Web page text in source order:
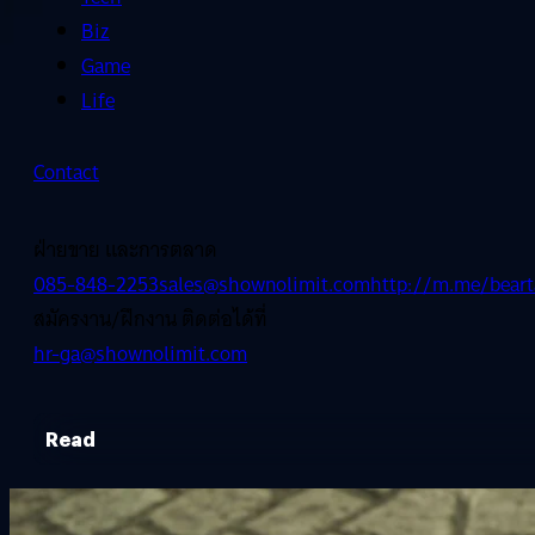
Biz
Game
Life
Contact
ฝ่ายขาย และการตลาด
085-848-2253sales@shownolimit.comhttp://m.me/
สมัครงาน/ฝึกงาน ติดต่อได้ที่
hr-ga@shownolimit.com
Read